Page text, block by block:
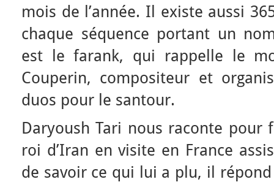
mois de l’année. Il existe aussi
chaque séquence portant un
est le farank, qui rappelle le
Couperin, compositeur et
duos pour le santour.
Daryoush Tari nous raconte pour
roi d’Iran en visite en France
de savoir ce qui lui a plu, il